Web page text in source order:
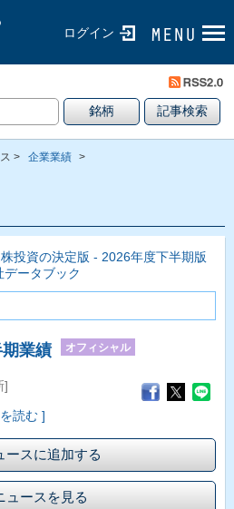
ログイン
> 企業業績 >
株投資の決定版 - 2026年度下半期版
ータブック
業績 オフィシャル
]
読む ]
ースに追加する
ュースを見る